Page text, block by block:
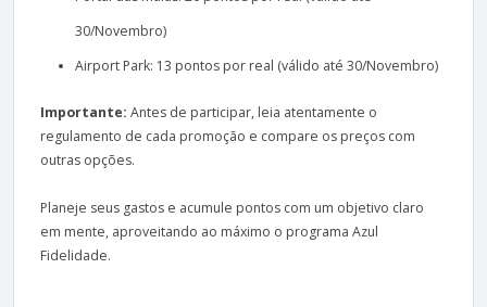
30/Novembro)
Airport Park: 13 pontos por real (válido até 30/Novembro)
Importante: Antes de participar, leia atentamente o
regulamento de cada promoção e compare os preços com
outras opções.
Planeje seus gastos e acumule pontos com um objetivo claro
em mente, aproveitando ao máximo o programa Azul
Fidelidade.